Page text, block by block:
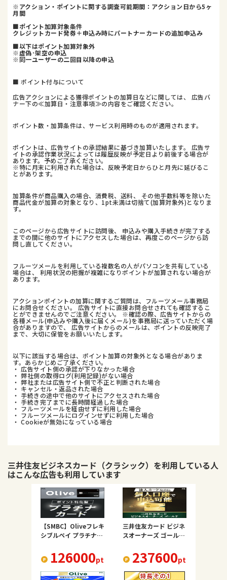
※アクション・ポイントに関する調査可能期間：アクション日から5ヶ
月間
■ポイント加算対象条件
クレジットカード発券＋申込み時にパートナーカードの追加申込み
■以下はポイント加算対象外
※虚偽･架空の申込
※同一ユーザーの二回目以降の申込
■ ポイント付与について
広告アクションによる獲得ポイントの加算日などに関しては、 広告バ
ナー下の≪加算日・注意事項≫の内容をご確認ください。
ポイント数・加算条件は、サービス利用時のものが適用されます。
ポイントは、広告サイトの承認結果に基づき加算いたします。 広告サ
イトの承認作業状況によっては履歴反映が予定日より前後する場合が
あります。予めご了承ください。
※特に月末に利用された場合は、反映予定日からひと月先に延びるこ
とがあります。
加算条件が商品購入の場合、消費税、送料、 その他手数料等を除いた
商品代金が加算の対象となり、1pt未満は切捨て(加算対象外)となりま
す。
このページから広告サイトに訪問後、 申込みや購入手続きが完了する
までの間に他のサイトにアクセスした場合は、再度このページから訪
問し直してください。
フルーツメールを利用している複数名の人がパソコンを共有している
場合は、 利用状況の把握が複雑になりポイントが加算されない場合が
あります。
アクションポイントの加算に関するご質問は、フルーツメール事務局
にお問合せください。 広告サイトに直接お問合せされても確認するこ
とができませんのでご注意ください。 ※確認の際、広告サイトからの
各種メール(申込みや購入後に届くメール)を事務局に送っていただく場
合がありますので、 広告サイトからのメールは、ポイントの反映完了
まで、大切に保管をお願いいたします。
以下に該当する場合は、ポイント加算の対象外となる場合がありま
す。あらかじめご了承ください。
・ 広告サイト側の承認が下りなかった場合
・ 弊社側の取得ログ(利用記録)がない場合
・ 弊社または広告サイト側で不正と判断された場合
・ キャンセル・返品された場合
・ 手続きの途中で他のサイトにアクセスされた場合
・ 手続き完了までに長時間経過した場合
・ フルーツメールを経由せずに利用した場合
・ フルーツメールにログインせずに利用した場合
・ Cookieが無効になっている場合
三井住友ビジネスカード（クラシック） を利用している人
はこんな広告も利用しています
【SMBC】Oliveフレキ
シブルペイ プラチナプ
126000pt
三井住友カード ビジネ
スオーナーズ ゴールド
237600pt